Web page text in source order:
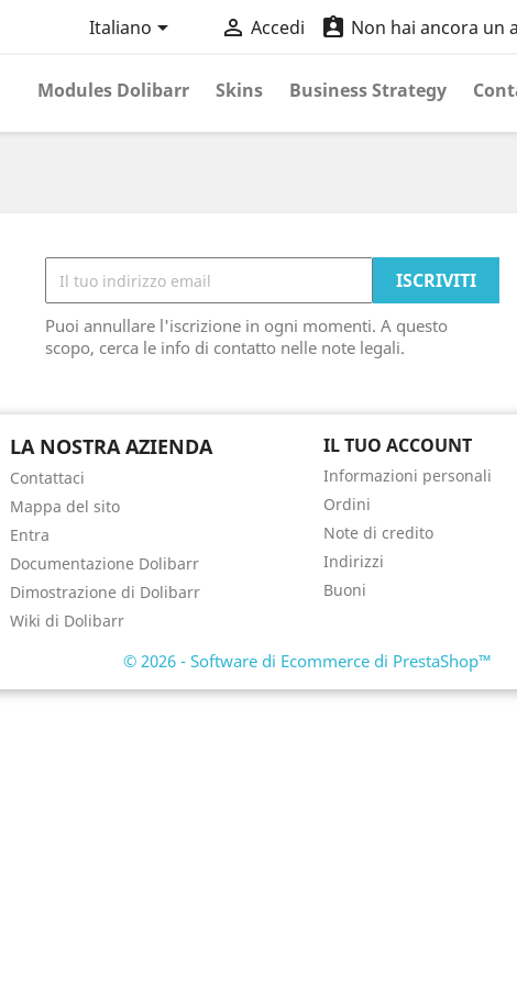
Italiano  Accedi  Non hai ancora un
Modules Dolibarr Skins Business Strategy
Puoi annullare l'iscrizione in ogni momenti. A questo
scopo, cerca le info di contatto nelle note legali.
LA NOSTRA AZIENDA
Contattaci
Mappa del sito
Entra
Documentazione Dolibarr
Dimostrazione di Dolibarr
Wiki di Dolibarr
IL TUO ACCOUNT
Informazioni personali
Ordini
Note di credito
Indirizzi
Buoni
© 2026 - Software di Ecommerce di PrestaShop™